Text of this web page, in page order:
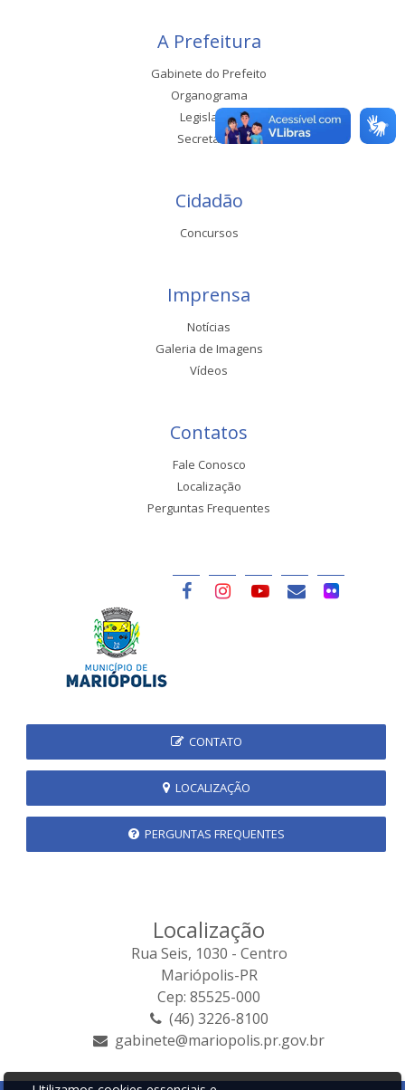
A Prefeitura
Gabinete do Prefeito
Organograma
Legislação
Secretarias
Cidadão
Concursos
Imprensa
Notícias
Galeria de Imagens
Vídeos
Contatos
Fale Conosco
Localização
Perguntas Frequentes
CONTATO
LOCALIZAÇÃO
PERGUNTAS FREQUENTES
Localização
Rua Seis, 1030 - Centro
Mariópolis-PR
Cep: 85525-000
(46) 3226-8100
gabinete@mariopolis.pr.gov.br